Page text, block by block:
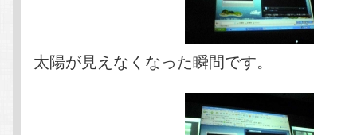
太陽が見えなくなった瞬間です。